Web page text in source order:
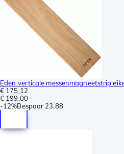
Eden verticale messenmagneetstrip
€ 175,12
€ 199,00
-12%Bespaar 23,88